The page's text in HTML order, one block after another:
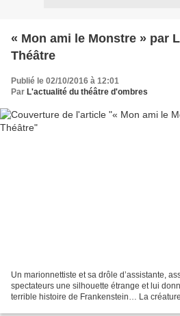
« Mon ami le Monstre » par
Théâtre
Publié le 02/10/2016 à 12:01
Par L'actualité du théâtre d'ombres
Un marionnettiste et sa drôle d’assistante,
spectateurs une silhouette étrange et lui
terrible histoire de Frankenstein… La